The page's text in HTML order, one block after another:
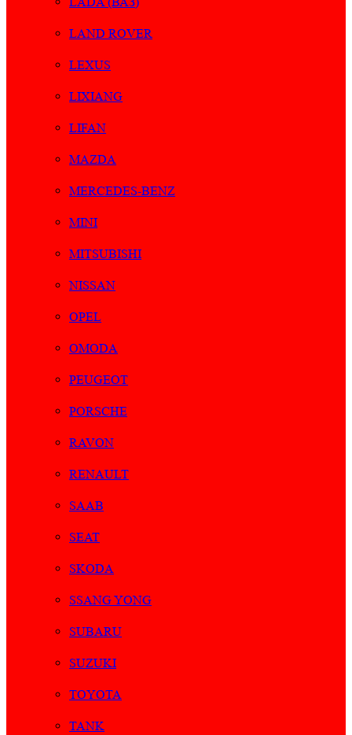
LAND ROVER
LEXUS
LIXIANG
LIFAN
MAZDA
MERCEDES-BENZ
MINI
MITSUBISHI
NISSAN
OPEL
OMODA
PEUGEOT
PORSCHE
RAVON
RENAULT
SAAB
SEAT
SKODA
SSANG YONG
SUBARU
SUZUKI
TOYOTA
TANK